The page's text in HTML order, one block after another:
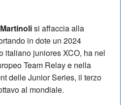
si affaccia alla
in dote un 2024
italiano juniores XCO, ha nel
Team Relay e nella
delle Junior Series, il terzo
al mondiale.